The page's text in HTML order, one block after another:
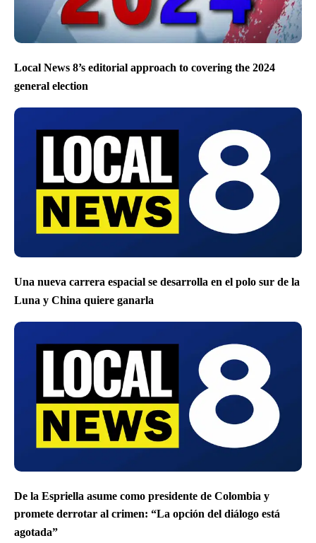
Local News 8’s editorial approach to covering the 2024
general election
Una nueva carrera espacial se desarrolla en el polo sur de la
Luna y China quiere ganarla
De la Espriella asume como presidente de Colombia y
promete derrotar al crimen: “La opción del diálogo está
agotada”